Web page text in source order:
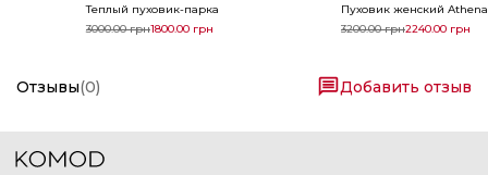
Теплый пуховик-парка
3000.00грн1800.00 грн
Пуховик женский Athena
3200.00грн2240.00 грн
Отзывы(0) Добавить отзыв